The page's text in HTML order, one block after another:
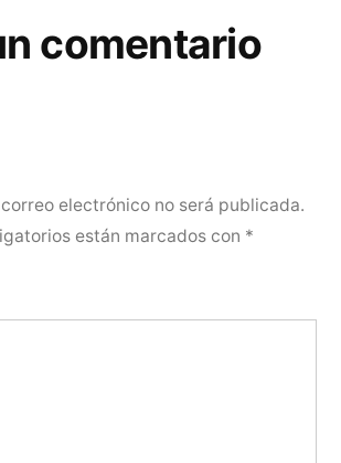
comentario
electrónico no será publicada.
están marcados con *